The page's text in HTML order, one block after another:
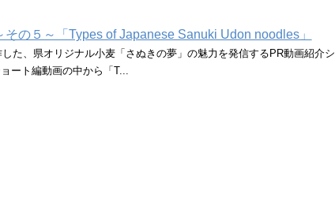
の５～「Types of Japanese Sanuki Udon noodles」
た、県オリジナル小麦「さぬきの夢」の魅力を発信するPR動画紹介シ
ート編動画の中から「T...